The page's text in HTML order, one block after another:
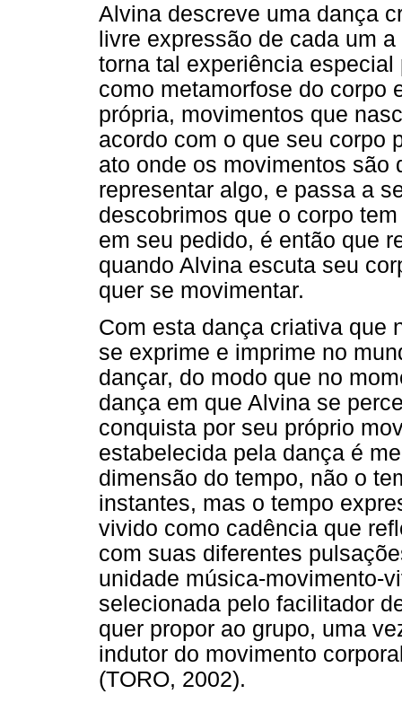
Alvina descreve uma dança
livre expressão de cada um
torna tal experiência
como metamorfose do corpo
própria, movimentos que
acordo com o que seu corpo
ato onde os movimentos são
representar algo, e passa a
descobrimos que o corpo
em seu pedido, é então que
quando Alvina escuta seu
quer se movimentar.
Com esta dança criativa que
se exprime e imprime no
dançar, do modo que no
dança em que Alvina se
conquista por seu próprio
estabelecida pela dança é
dimensão do tempo, não o
instantes, mas o tempo
vivido como cadência que
com suas diferentes
unidade música-movimento-
selecionada pelo facilitador
quer propor ao grupo, uma
indutor do movimento
(TORO, 2002).